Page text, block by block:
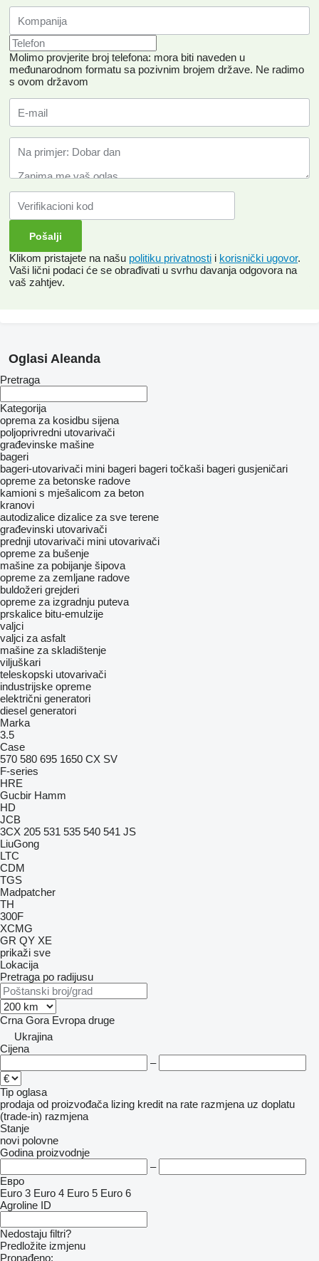
Molimo provjerite broj telefona: mora biti naveden u
međunarodnom formatu sa pozivnim brojem države. Ne radimo
s ovom državom
Klikom pristajete na našu politiku privatnosti i korisnički ugovor.
Vaši lični podaci će se obrađivati ​​u svrhu davanja odgovora na
vaš zahtjev.
Oglasi Aleanda
Pretraga
Kategorija
oprema za kosidbu sijena
poljoprivredni utovarivači
građevinske mašine
bageri
bageri-utovarivači mini bageri bageri točkaši bageri gusjeničari
opreme za betonske radove
kamioni s mješalicom za beton
kranovi
autodizalice dizalice za sve terene
građevinski utovarivači
prednji utovarivači mini utovarivači
opreme za bušenje
mašine za pobijanje šipova
opreme za zemljane radove
buldožeri grejderi
opreme za izgradnju puteva
prskalice bitu-emulzije
valjci
valjci za asfalt
mašine za skladištenje
viljuškari
teleskopski utovarivači
industrijske opreme
električni generatori
diesel generatori
Marka
3.5
Case
570 580 695 1650 CX SV
F-series
HRE
Gucbir Hamm
HD
JCB
3CX 205 531 535 540 541 JS
LiuGong
LTC
CDM
TGS
Madpatcher
TH
300F
XCMG
GR QY XE
prikaži sve
Lokacija
Pretraga po radijusu
Crna Gora Evropa druge
Ukrajina
Cijena
–
Tip oglasa
prodaja od proizvođača lizing kredit na rate razmjena uz doplatu
(trade-in) razmjena
Stanje
novi polovne
Godina proizvodnje
–
Евро
Euro 3 Euro 4 Euro 5 Euro 6
Agroline ID
Nedostaju filtri?
Predložite izmjenu
Pronađeno: